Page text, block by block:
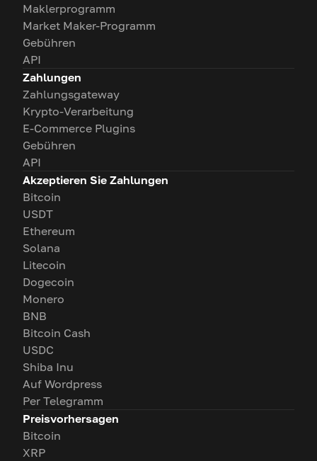
Maklerprogramm
Market Maker-Programm
Gebühren
API
Zahlungen
Zahlungsgateway
Krypto-Verarbeitung
E-Commerce Plugins
Gebühren
API
Akzeptieren Sie Zahlungen
Bitcoin
USDT
Ethereum
Solana
Litecoin
Dogecoin
Monero
BNB
Bitcoin Cash
USDC
Shiba Inu
Auf Wordpress
Per Telegramm
Preisvorhersagen
Bitcoin
XRP